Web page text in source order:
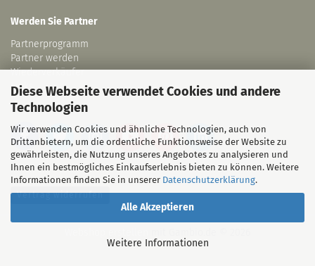
Diese Webseite verwendet Cookies und andere
Technologien
Wir verwenden Cookies und ähnliche Technologien, auch von
Drittanbietern, um die ordentliche Funktionsweise der Website zu
gewährleisten, die Nutzung unseres Angebotes zu analysieren und
Ihnen ein bestmögliches Einkaufserlebnis bieten zu können. Weitere
Informationen finden Sie in unserer Datenschutzerklärung.
Alle Akzeptieren
Weitere Informationen
Werden Sie Partner
Partnerprogramm
Partner werden
Wiederverkäufer
Links
Vertrag widerrufen